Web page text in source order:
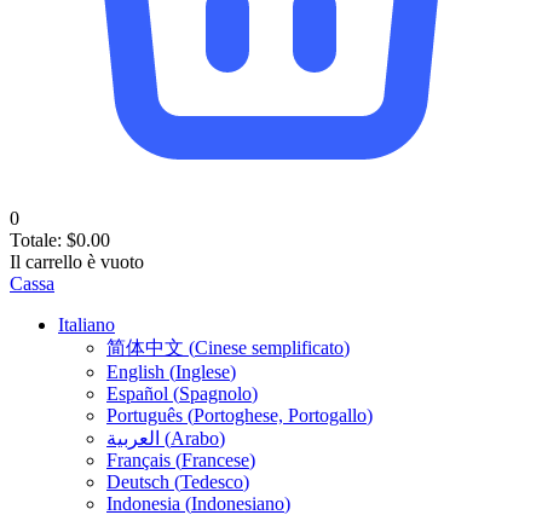
0
Totale: $0.00
Il carrello è vuoto
Cassa
Italiano
简体中文 (Cinese semplificato)
English (Inglese)
Español (Spagnolo)
Português (Portoghese, Portogallo)
العربية (Arabo)
Français (Francese)
Deutsch (Tedesco)
Indonesia (Indonesiano)